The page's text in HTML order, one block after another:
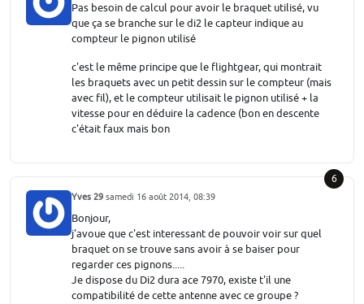
Pas besoin de calcul pour avoir le braquet utilisé, vu
que ça se branche sur le di2 le capteur indique au
compteur le pignon utilisé
c'est le même principe que le flightgear, qui montrait
les braquets avec un petit dessin sur le compteur (mais
avec fil), et le compteur utilisait le pignon utilisé + la
vitesse pour en déduire la cadence (bon en descente
c'était faux mais bon
6
Yves 29 samedi 16 août 2014, 08:39
Bonjour,
j'avoue que c'est interessant de pouvoir voir sur quel
braquet on se trouve sans avoir à se baiser pour
regarder ces pignons.....
Je dispose du Di2 dura ace 7970, existe t'il une
compatibilité de cette antenne avec ce groupe ?